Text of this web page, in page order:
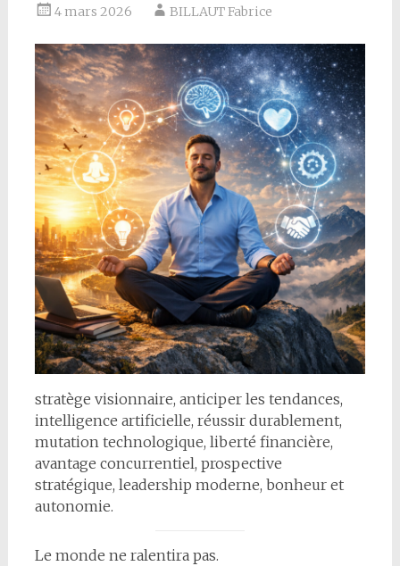
4 mars 2026 BILLAUT Fabrice
stratège visionnaire, anticiper les tendances,
intelligence artificielle, réussir durablement,
mutation technologique, liberté financière,
avantage concurrentiel, prospective
stratégique, leadership moderne, bonheur et
autonomie.
Le monde ne ralentira pas.